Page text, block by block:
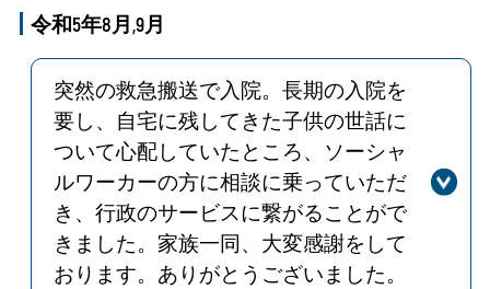
を含む）、通路を含め、病院敷地内を
全面禁煙（加熱式たばこ、電子たばこ
等含む）としております。
職員による定期的な巡回も実施してお
り、引き続き禁煙対策を徹底してまい
ります。
また、周辺道路におきましても、通行
人や近隣住民の方々のご迷惑になりま
すので、禁煙にご協力ください。
令和5年8月,9月
突然の救急搬送で入院。長期の入院を
要し、自宅に残してきた子供の世話に
ついて心配していたところ、ソーシャ
ルワーカーの方に相談に乗っていただ
き、行政のサービスに繋がることがで
きました。家族一同、大変感謝をして
おります。ありがとうございました。